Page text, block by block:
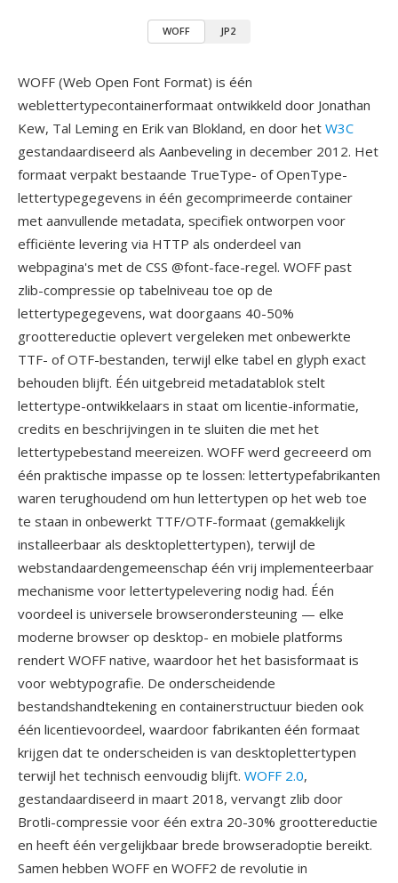
WOFF JP2
WOFF (Web Open Font Format) is één
weblettertypecontainerformaat ontwikkeld door Jonathan
Kew, Tal Leming en Erik van Blokland, en door het W3C
gestandaardiseerd als Aanbeveling in december 2012. Het
formaat verpakt bestaande TrueType- of OpenType-
lettertypegegevens in één gecomprimeerde container
met aanvullende metadata, specifiek ontworpen voor
efficiënte levering via HTTP als onderdeel van
webpagina's met de CSS @font-face-regel. WOFF past
zlib-compressie op tabelniveau toe op de
lettertypegegevens, wat doorgaans 40-50%
groottereductie oplevert vergeleken met onbewerkte
TTF- of OTF-bestanden, terwijl elke tabel en glyph exact
behouden blijft. Één uitgebreid metadatablok stelt
lettertype-ontwikkelaars in staat om licentie-informatie,
credits en beschrijvingen in te sluiten die met het
lettertypebestand meereizen. WOFF werd gecreeerd om
één praktische impasse op te lossen: lettertypefabrikanten
waren terughoudend om hun lettertypen op het web toe
te staan in onbewerkt TTF/OTF-formaat (gemakkelijk
installeerbaar als desktoplettertypen), terwijl de
webstandaardengemeenschap één vrij implementeerbaar
mechanisme voor lettertypelevering nodig had. Één
voordeel is universele browserondersteuning — elke
moderne browser op desktop- en mobiele platforms
rendert WOFF native, waardoor het het basisformaat is
voor webtypografie. De onderscheidende
bestandshandtekening en containerstructuur bieden ook
één licentievoordeel, waardoor fabrikanten één formaat
krijgen dat te onderscheiden is van desktoplettertypen
terwijl het technisch eenvoudig blijft. WOFF 2.0,
gestandaardiseerd in maart 2018, vervangt zlib door
Brotli-compressie voor één extra 20-30% groottereductie
en heeft één vergelijkbaar brede browseradoptie bereikt.
Samen hebben WOFF en WOFF2 de revolutie in